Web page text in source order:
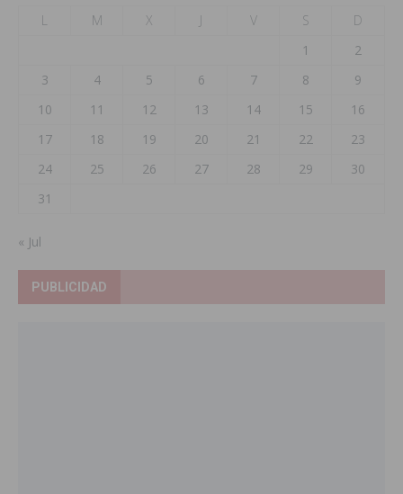
L
M X J V S
D
1
2
3
4 5 6 7 8
9
10
11 12 13 14 15
16
17
18 19 20 21 22
23
24
25 26 27 28 29
30
31
« Jul
PUBLICIDAD